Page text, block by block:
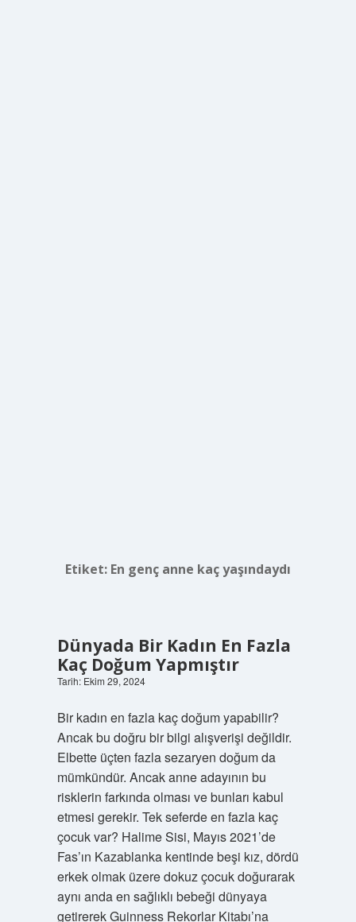
Etiket: En genç anne kaç yaşındaydı
Dünyada Bir Kadın En Fazla
Kaç Doğum Yapmıştır
Tarih: Ekim 29, 2024
Bir kadın en fazla kaç doğum yapabilir?
Ancak bu doğru bir bilgi alışverişi değildir.
Elbette üçten fazla sezaryen doğum da
mümkündür. Ancak anne adayının bu
risklerin farkında olması ve bunları kabul
etmesi gerekir. Tek seferde en fazla kaç
çocuk var? Halime Sisi, Mayıs 2021’de
Fas’ın Kazablanka kentinde beşi kız, dördü
erkek olmak üzere dokuz çocuk doğurarak
aynı anda en sağlıklı bebeği dünyaya
getirerek Guinness Rekorlar Kitabı’na